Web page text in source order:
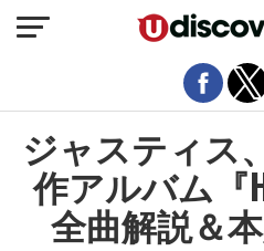
ジャスティス
作アルバム『
全曲解説＆
モバイルバー